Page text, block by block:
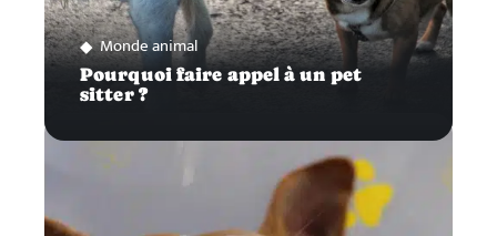
Monde animal
Pourquoi faire appel à un pet
sitter ?